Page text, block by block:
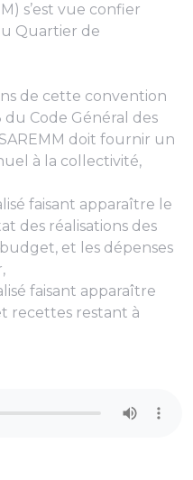
s’est vue confier
Quartier de
de cette convention
du Code Général des
doit fournir un
à la collectivité,
faisant apparaître le
des réalisations des
et les dépenses
faisant apparaître
recettes restant à